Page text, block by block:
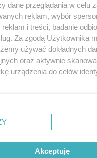
1 / 0
polityką prywatności regulamin korzystania
Skontakuj
Kontakt
Wydawca
Redakcja
dane przeglądania w celu
reklam, wybór
i treści, badanie
Za zgodą Użytkownika
używać dokładnych
oraz aktywnie
urządzenia do celów
klikając przycisk
w lewym dolnym rogu strony
danych nie
ale masz prawo sprzeciwić
Akceptuję